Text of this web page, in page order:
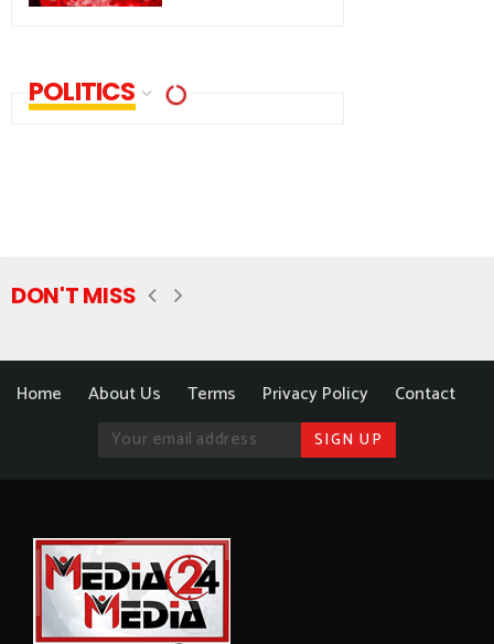
POLITICS
DON'T MISS
Home About Us Terms Privacy Policy Contact